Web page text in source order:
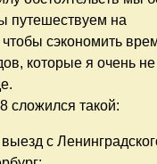
путешествуем на
сэкономить
которые я очень
сложился такой:
с